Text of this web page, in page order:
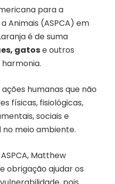
para a
Animais (ASPCA) em
é de suma
gatose outros
humanas que não
físicas, fisiológicas,
sociais e
meio ambiente.
Matthew
obrigação ajudar os